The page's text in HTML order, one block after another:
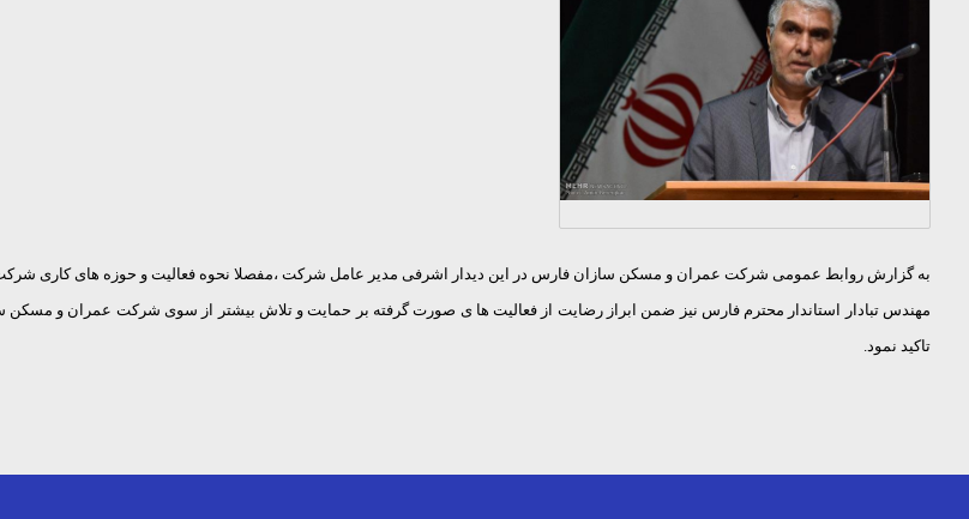
به گزارش روابط عمومی شرکت عمران و مسکن سازان فارس در این دیدار اشرفی مدیر عامل شرکت ،مفصلا نحوه فعالیت و حوزه های کاری شرکت
مهندس تبادار استاندار محترم فارس نیز ضمن ابراز رضایت از فعالیت ها ی صورت گرفته بر حمایت و تلاش بیشتر از سوی شرکت عمران و
تاکید نمود.